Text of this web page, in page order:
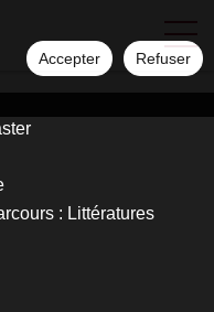
Accepter Refuser
: Littératures